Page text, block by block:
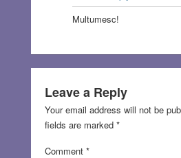
Multumesc!
Leave a Reply
Your email address will not be
fields are marked *
Comment *